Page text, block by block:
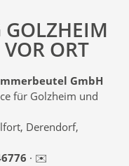
ORT
GmbH
für Golzheim und
Derendorf,
· ✉️